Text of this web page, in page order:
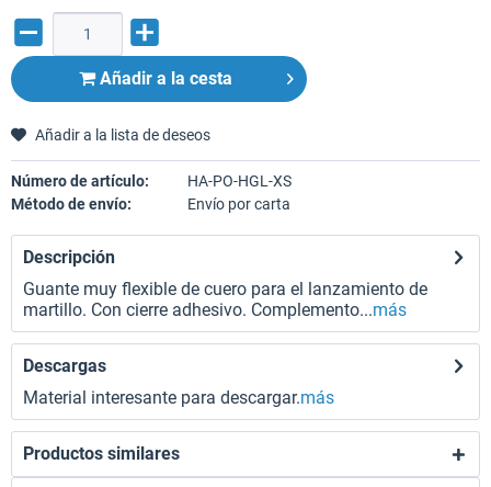
Añadir a la cesta
Añadir a la lista de deseos
Número de artículo:
HA-PO-HGL-XS
Método de envío:
Envío por carta
Descripción
Guante muy flexible de cuero para el lanzamiento de
martillo. Con cierre adhesivo. Complemento...más
Descargas
Material interesante para descargar.más
Productos similares